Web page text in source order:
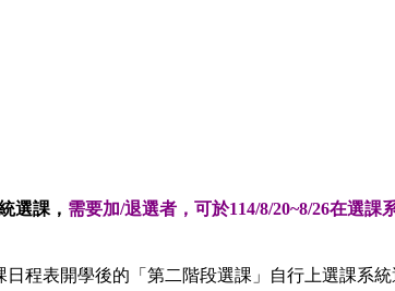
選課， 需要加/退選者，可於114/8/20~8/26在選課
程表開學後的「第二階段選課」自行上選課系統